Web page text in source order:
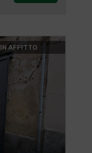
IN AFFITTO